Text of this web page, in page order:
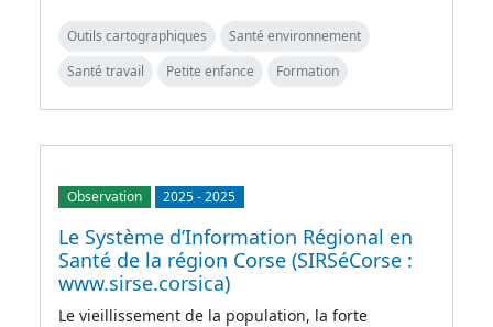
Outils cartographiques
Santé environnement
Santé travail
Petite enfance Formation
Observation 2025-2025
Le Système d’Information Régional en
Santé de la région Corse (SIRSéCorse :
www.sirse.corsica)
Le vieillissement de la population, la forte